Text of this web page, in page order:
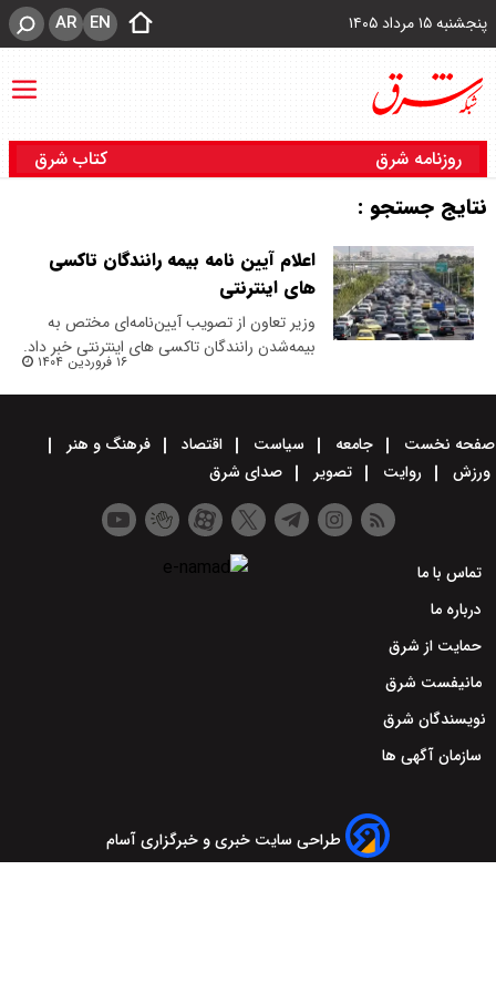
پنجشنبه ۱۵ مرداد ۱۴۰۵ EN
AR
روزنامه شرق کتاب شرق
نتایج جستجو :
اعلام آیین نامه بیمه رانندگان تاکسی
های اینترنتی
وزیر تعاون از تصویب آیین‌نامه‌ای مختص به
بیمه‌شدن رانندگان تاکسی های اینترنتی خبر داد.
۱۶ فروردین ۱۴۰۴
صفحه نخست جامعه سیاست اقتصاد
فرهنگ و هنر
ورزش
روایت تصویر صدای شرق
تماس با ما
درباره ما
حمایت از شرق
مانیفست شرق
نویسندگان شرق
سازمان آگهی ها
طراحی سایت خبری و خبرگزاری آسام